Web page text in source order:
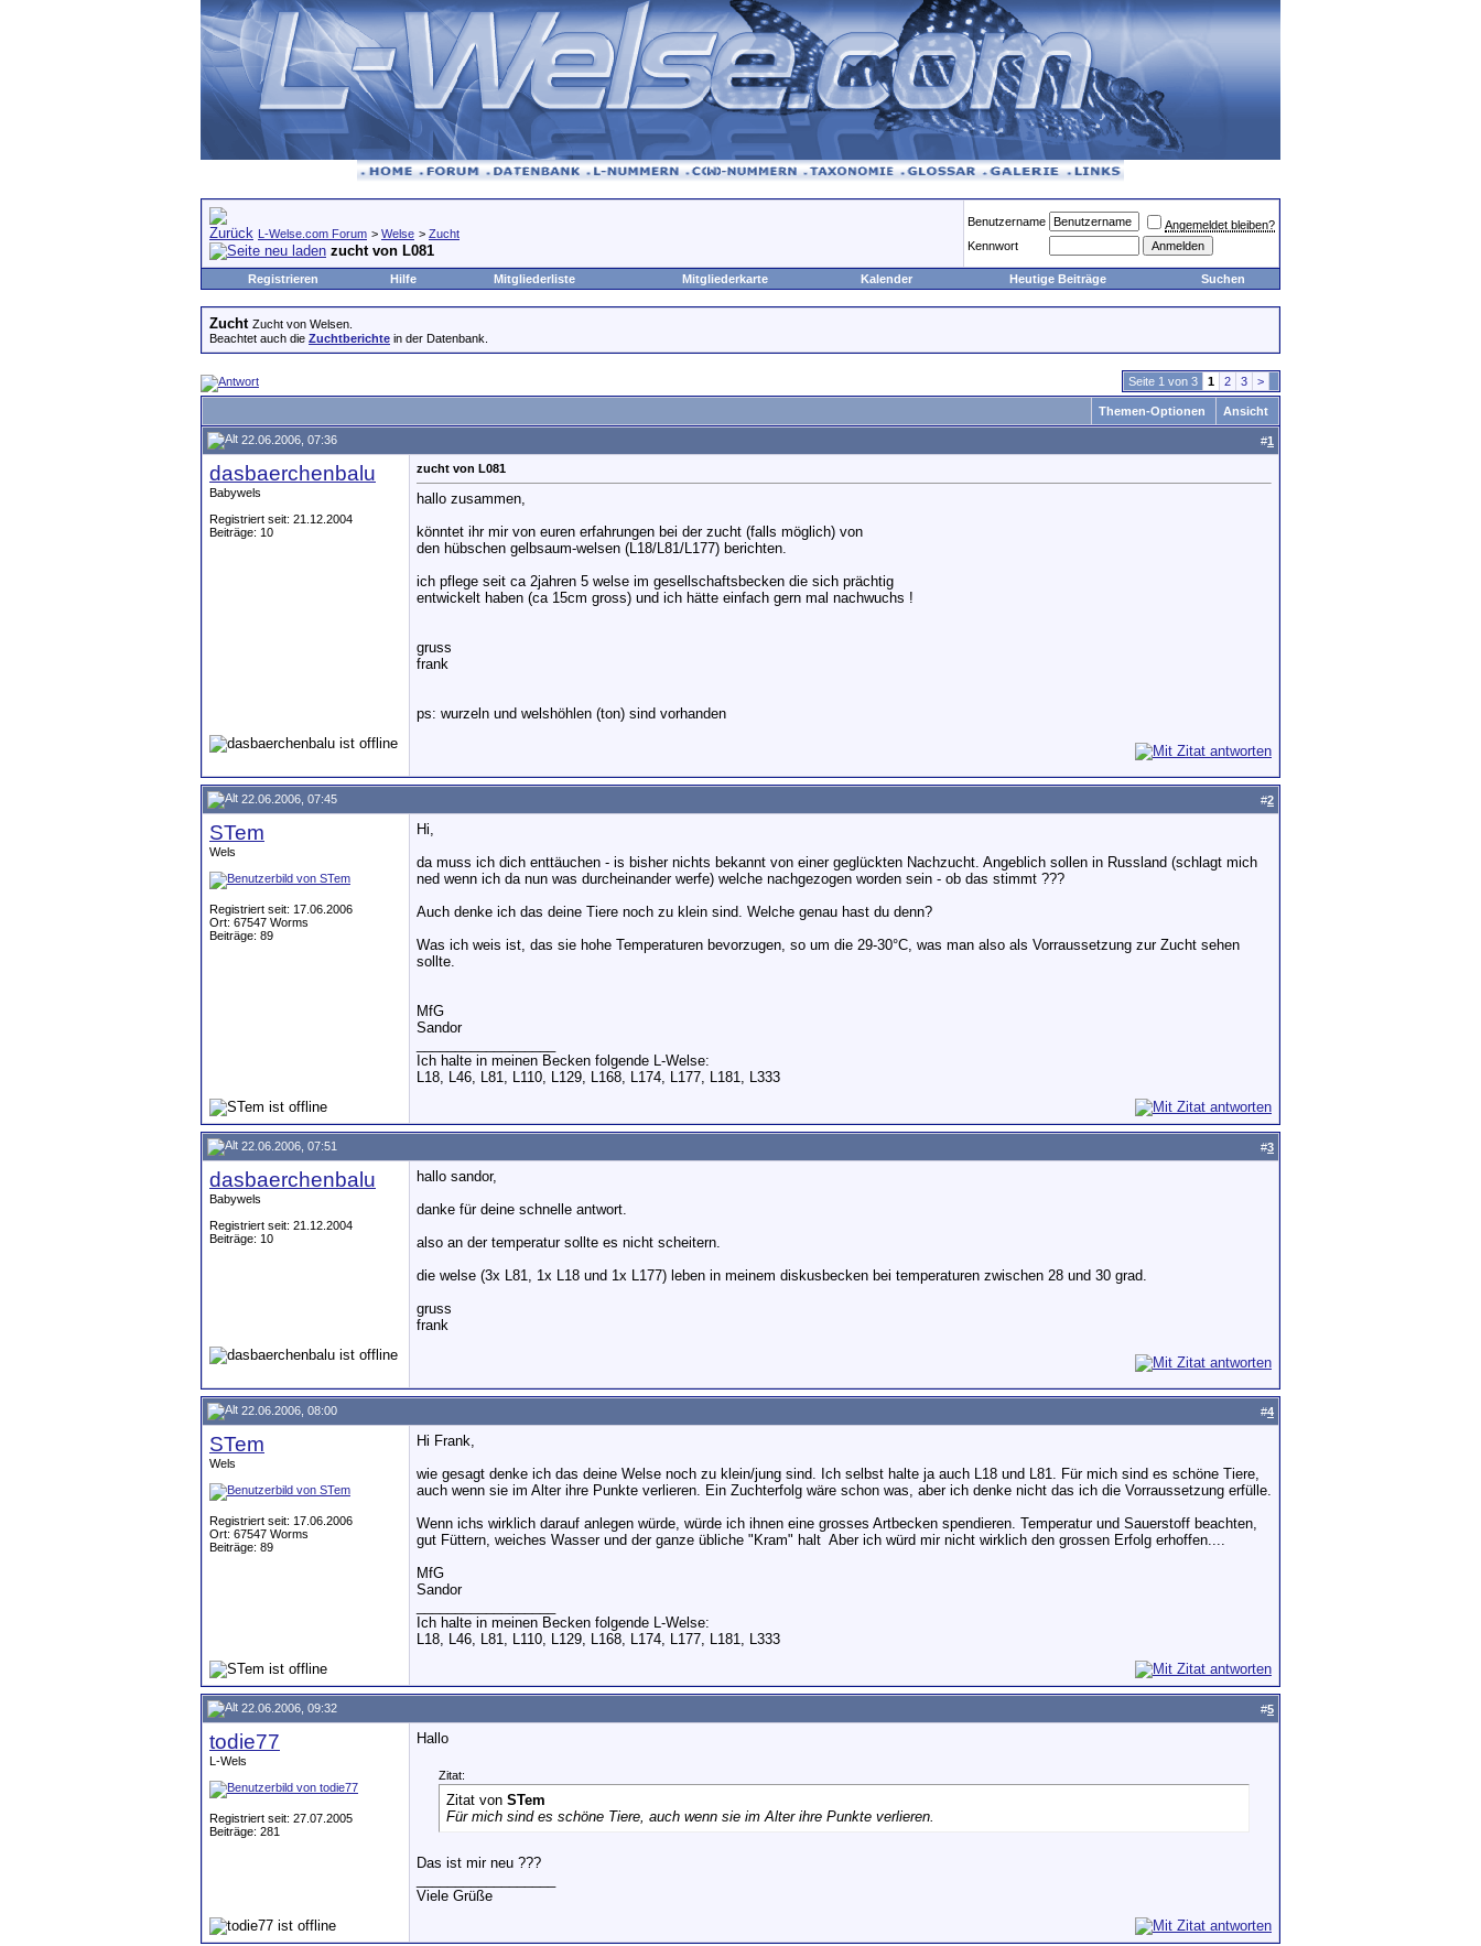
L-Welse.com Forum > Welse > Zucht
zucht von L081
Benutzername
Angemeldet bleiben?
Kennwort
Registrieren Hilfe Mitgliederliste Mitgliederkarte Kalender Heutige Beiträge Suchen
Zucht Zucht von Welsen.
Beachtet auch die Zuchtberichte in der Datenbank.
Seite 1 von 3 1 2 3 >
Themen-Optionen Ansicht
22.06.2006, 07:36 #1
dasbaerchenbalu
Babywels
Registriert seit: 21.12.2004
Beiträge: 10
zucht von L081
hallo zusammen,
könntet ihr mir von euren erfahrungen bei der zucht (falls möglich) von
den hübschen gelbsaum-welsen (L18/L81/L177) berichten.
ich pflege seit ca 2jahren 5 welse im gesellschaftsbecken die sich prächtig
entwickelt haben (ca 15cm gross) und ich hätte einfach gern mal nachwuchs !
gruss
frank
ps: wurzeln und welshöhlen (ton) sind vorhanden
22.06.2006, 07:45 #2
STem
Wels
Registriert seit: 17.06.2006
Ort: 67547 Worms
Beiträge: 89
Hi,
da muss ich dich enttäuchen - is bisher nichts bekannt von einer geglückten Nachzucht. Angeblich sollen in Russland (schlagt mich
ned wenn ich da nun was durcheinander werfe) welche nachgezogen worden sein - ob das stimmt ???
Auch denke ich das deine Tiere noch zu klein sind. Welche genau hast du denn?
Was ich weis ist, das sie hohe Temperaturen bevorzugen, so um die 29-30°C, was man also als Vorraussetzung zur Zucht sehen
sollte.
MfG
Sandor
Ich halte in meinen Becken folgende L-Welse:
L18, L46, L81, L110, L129, L168, L174, L177, L181, L333
22.06.2006, 07:51 #3
dasbaerchenbalu
Babywels
Registriert seit: 21.12.2004
Beiträge: 10
hallo sandor,
danke für deine schnelle antwort.
also an der temperatur sollte es nicht scheitern.
die welse (3x L81, 1x L18 und 1x L177) leben in meinem diskusbecken bei temperaturen zwischen 28 und 30 grad.
gruss
frank
22.06.2006, 08:00 #4
STem
Wels
Registriert seit: 17.06.2006
Ort: 67547 Worms
Beiträge: 89
Hi Frank,
wie gesagt denke ich das deine Welse noch zu klein/jung sind. Ich selbst halte ja auch L18 und L81. Für mich sind es schöne Tiere,
auch wenn sie im Alter ihre Punkte verlieren. Ein Zuchterfolg wäre schon was, aber ich denke nicht das ich die Vorraussetzung erfülle.
Wenn ichs wirklich darauf anlegen würde, würde ich ihnen eine grosses Artbecken spendieren. Temperatur und Sauerstoff beachten,
gut Füttern, weiches Wasser und der ganze übliche "Kram" halt Aber ich würd mir nicht wirklich den grossen Erfolg erhoffen....
MfG
Sandor
Ich halte in meinen Becken folgende L-Welse:
L18, L46, L81, L110, L129, L168, L174, L177, L181, L333
22.06.2006, 09:32 #5
todie77
L-Wels
Registriert seit: 27.07.2005
Beiträge: 281
Hallo
Zitat:
Zitat von STem
Für mich sind es schöne Tiere, auch wenn sie im Alter ihre Punkte verlieren.
Das ist mir neu ???
Viele Grüße